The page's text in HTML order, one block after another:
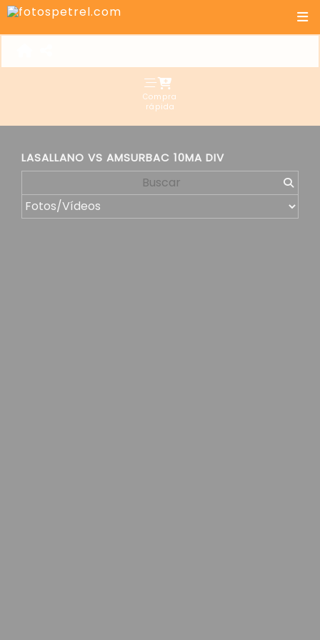
Compra
rápida
LASALLANO VS AMSURBAC 10MA DIV